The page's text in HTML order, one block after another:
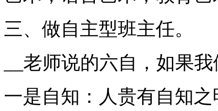
三、做自主型班主任。
__老师说的六自，如果
一是自知：人贵有自知